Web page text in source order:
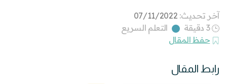
آخر تحديث: 07/11/2022
3 دقيقة
التعلم السريع
حفظ المقال
رابط المقال